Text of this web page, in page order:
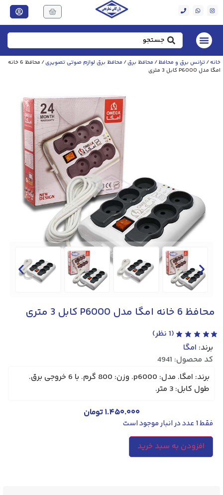
خانه/ترانس برق و محافظ/ محافظ برق/ محافظ برق لوازم صوتی تصویری
/ محافظ 6 خانه
امگا مدل P6000 کابل 3 متری
محافظ 6 خانه امگا مدل P6000 کابل 3 متری
(
1 نظر)
برند: امگا
کد محصول: 4941
برند: امگا. مدل: p6000. وزن: 800 گرم. با 6 خروجی برق.
طول کابل: 3 متر.
۱.۴۵۰.۰۰۰تومان
فقط 1 عدد در انبار موجود است
افزودن به سبد خرید